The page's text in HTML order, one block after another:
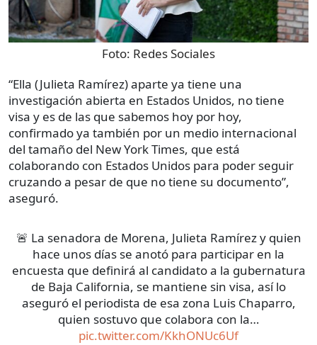
Foto: Redes Sociales
“Ella (Julieta Ramírez) aparte ya tiene una
investigación abierta en Estados Unidos, no tiene
visa y es de las que sabemos hoy por hoy,
confirmado ya también por un medio internacional
del tamaño del New York Times, que está
colaborando con Estados Unidos para poder seguir
cruzando a pesar de que no tiene su documento”,
aseguró.
🚨 La senadora de Morena, Julieta Ramírez y quien
hace unos días se anotó para participar en la
encuesta que definirá al candidato a la gubernatura
de Baja California, se mantiene sin visa, así lo
aseguró el periodista de esa zona Luis Chaparro,
quien sostuvo que colabora con la…
pic.twitter.com/KkhONUc6Uf